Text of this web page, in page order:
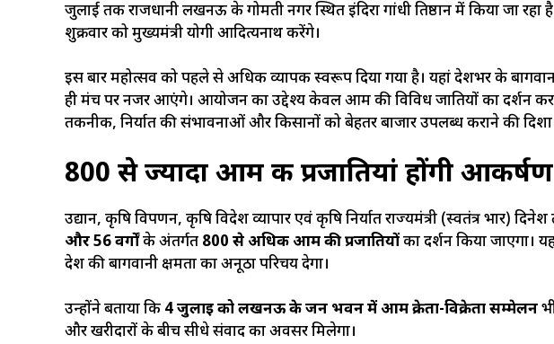
जुलाई तक राजधानी लखनऊ के गोमती नगर स्थित इंदिरा गांधी प्रतिष्ठान में किया जा रहा
शुक्रवार को मुख्यमंत्री योगी आदित्यनाथ करेंगे।
इस बार महोत्सव को पहले से अधिक व्यापक स्वरूप दिया गया है। यहां देशभर के
ही मंच पर नजर आएंगे। आयोजन का उद्देश्य केवल आम की विविध प्रजातियों का प्रदर्शन
तकनीक, निर्यात की संभावनाओं और किसानों को बेहतर बाजार उपलब्ध कराने की
800 से ज्यादा आम की प्रजातियां होंगी
उद्यान, कृषि विपणन, कृषि विदेश व्यापार एवं कृषि निर्यात राज्यमंत्री (स्वतंत्र प्रभार)
और 56 वर्गोंके अंतर्गत 800 से अधिक आम की प्रजातियोंका प्रदर्शन किया
प्रदेश की बागवानी क्षमता का अनूठा परिचय देगा।
उन्होंने बताया कि 4 जुलाई को लखनऊ के जन भवन में आम क्रेता-विक्रेता सम्मेलन
और खरीदारों के बीच सीधे संवाद का अवसर मिलेगा।